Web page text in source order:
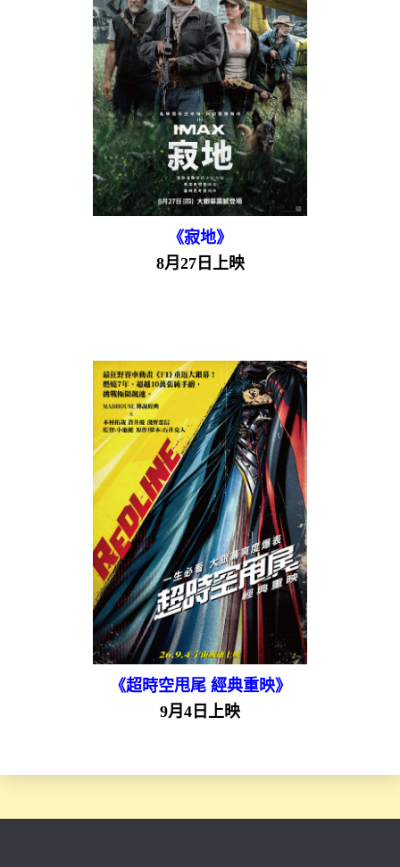
《寂地》
8月27日上映
《超時空甩尾 經典重映》
9月4日上映